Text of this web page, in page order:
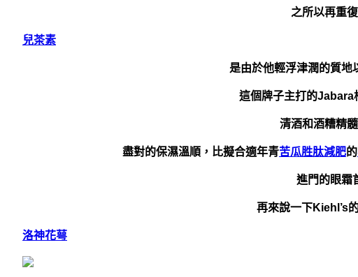
之所以再重
兒茶素
是由於他輕浮津潤的質地
這個牌子主打的Jabara
清酒和酒糟精
盡對的保濕溫順，比擬合適年青苦瓜胜肽減肥的
進門的眼霜
再來說一下Kiehl’s
洛神花萼